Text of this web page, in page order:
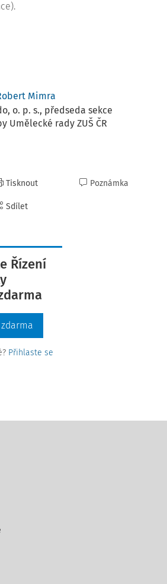
Mimra
o. p. s., předseda sekce
Umělecké rady ZUŠ ČR
Tisknout
Sdílet
Poznámka
Řízení
Přihlaste se